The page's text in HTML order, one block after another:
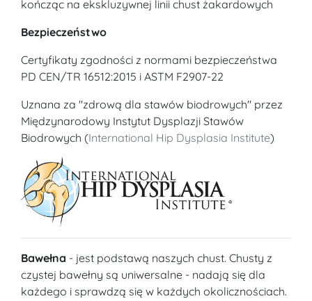
kończąc na ekskluzywnej linii chust żakardowych
Bezpieczeństwo
Certyfikaty zgodności z normami bezpieczeństwa
PD CEN/TR 16512:2015 i ASTM F2907-22
Uznana za "zdrową dla stawów biodrowych" przez
Międzynarodowy Instytut Dysplazji Stawów
Biodrowych (International Hip Dysplasia Institute)
Bawełna - jest podstawą naszych chust. Chusty z
czystej bawełny są uniwersalne - nadają się dla
każdego i sprawdzą się w każdych okolicznościach.